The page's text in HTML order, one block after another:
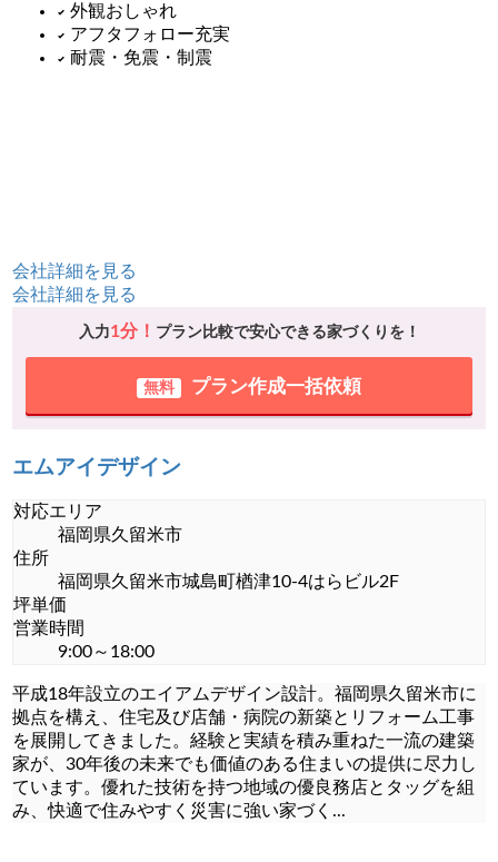
外観おしゃれ
アフタフォロー充実
耐震・免震・制震
会社詳細を見る
会社詳細を見る
入力1分！ プラン比較で安心できる家づくりを！
無料 プラン作成一括依頼
エムアイデザイン
対応エリア
福岡県久留米市
住所
福岡県久留米市城島町楢津10-4はらビル2F
坪単価
営業時間
9:00～18:00
平成18年設立のエイアムデザイン設計。福岡県久留米市に
拠点を構え、住宅及び店舗・病院の新築とリフォーム工事
を展開してきました。経験と実績を積み重ねた一流の建築
家が、30年後の未来でも価値のある住まいの提供に尽力し
ています。優れた技術を持つ地域の優良務店とタッグを組
み、快適で住みやすく災害に強い家づく ...